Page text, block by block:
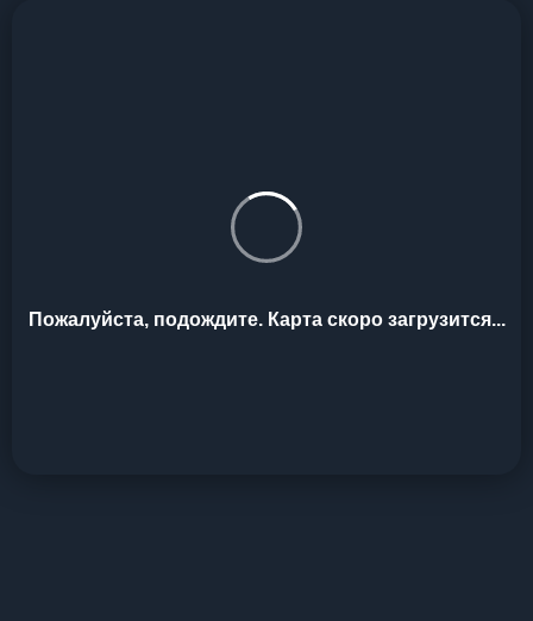
Пожалуйста, подождите. Карта скоро загрузится...